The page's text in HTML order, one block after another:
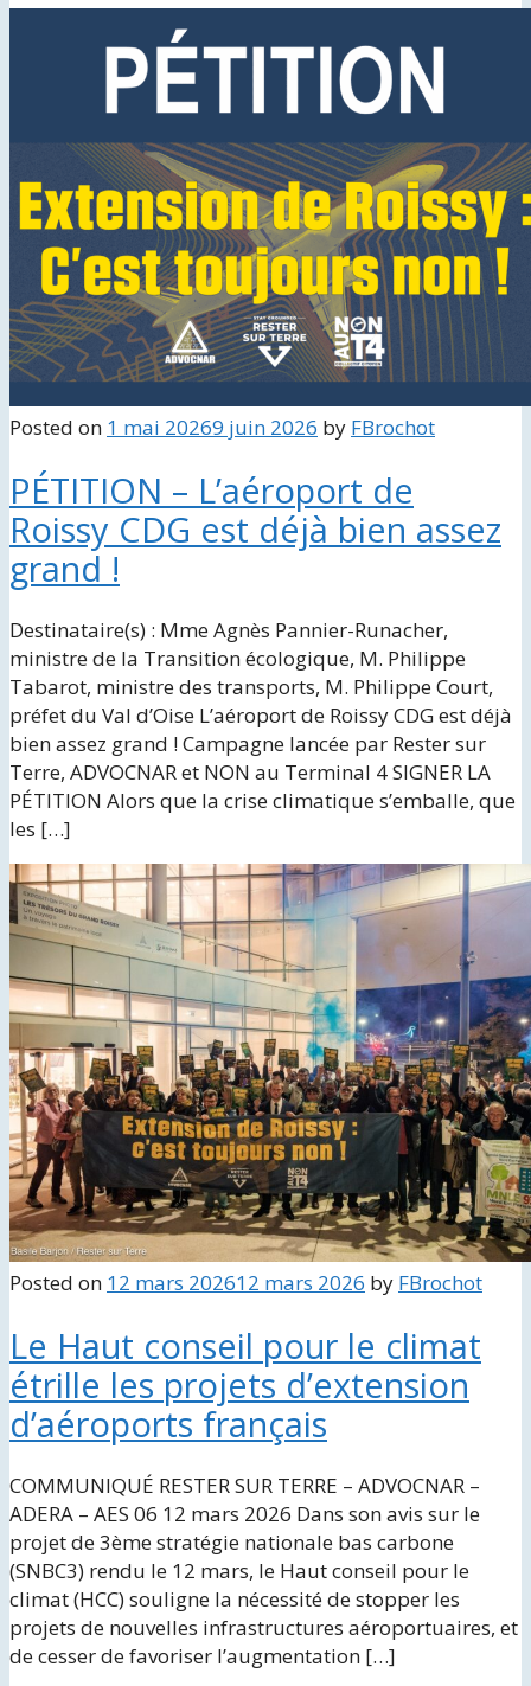
Posted on 1 mai 20269 juin 2026 by FBrochot
PÉTITION – L’aéroport de
Roissy CDG est déjà bien assez
grand !
Destinataire(s) : Mme Agnès Pannier-Runacher,
ministre de la Transition écologique, M. Philippe
Tabarot, ministre des transports, M. Philippe Court,
préfet du Val d’Oise L’aéroport de Roissy CDG est déjà
bien assez grand ! Campagne lancée par Rester sur
Terre, ADVOCNAR et NON au Terminal 4 SIGNER LA
PÉTITION Alors que la crise climatique s’emballe, que
les […]
Posted on 12 mars 202612 mars 2026 by FBrochot
Le Haut conseil pour le climat
étrille les projets d’extension
d’aéroports français
COMMUNIQUÉ RESTER SUR TERRE – ADVOCNAR –
ADERA – AES 06 12 mars 2026 Dans son avis sur le
projet de 3ème stratégie nationale bas carbone
(SNBC3) rendu le 12 mars, le Haut conseil pour le
climat (HCC) souligne la nécessité de stopper les
projets de nouvelles infrastructures aéroportuaires, et
de cesser de favoriser l’augmentation […]